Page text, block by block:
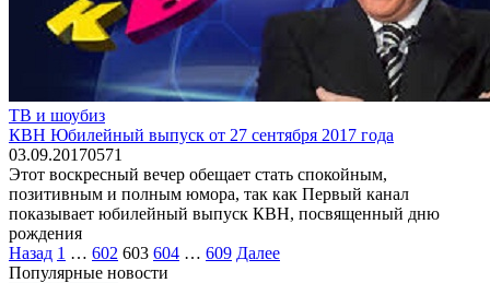
ТВ и шоубиз
КВН Юбилейный выпуск от 27 сентября 2017 года
03.09.20170571
Этот воскресный вечер обещает стать спокойным,
позитивным и полным юмора, так как Первый канал
показывает юбилейный выпуск КВН, посвященный дню
рождения
Пагинация
записей
Назад 1 … 602 603 604 … 609 Далее
Популярные новости